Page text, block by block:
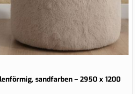
sandfarben – 2950 x 1200